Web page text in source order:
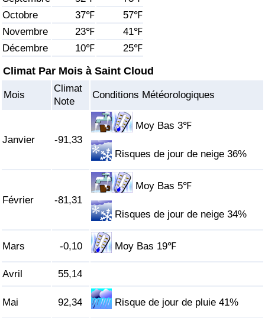
Octobre
37℉
57℉
Novembre
23℉
41℉
Décembre
10℉ 25℉
Climat Par Mois à Saint Cloud
Mois
Climat
Note
Conditions Météorologiques
Janvier -91,33
Moy Bas 3℉
Risques de jour de neige 36%
Février -81,31
Moy Bas 5℉
Risques de jour de neige 34%
Mars -0,10 Moy Bas 19℉
Avril 55,14
Mai 92,34 Risque de jour de pluie 41%
Soins de santé
Indice des soins de santé (Actuel)
Indice des soins de santé par Pays
Pollution
Indice de Pollution (Actuel)
Indice de pollution
Indice de Pollution par Pays